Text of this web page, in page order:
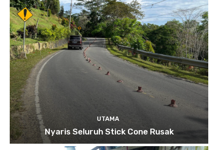
UTAMA
Nyaris Seluruh Stick Cone Rusak